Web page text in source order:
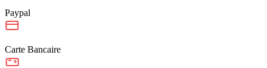
Paypal
Carte Bancaire